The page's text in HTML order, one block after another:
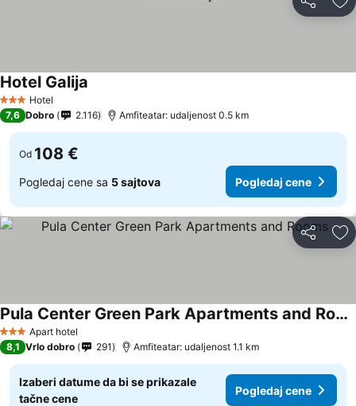
Deli
3 Zvezdice
Hotel
Hotel Galija
7,6 Dobro 2.116 Amfiteatar: udaljenost 0.5 km
Od 108 €
Pogledaj cene sa 5 sajtova Pogledaj cene
Deli
3 ZvezdiceApart hotel
Pula Center Green Park Apartments and Rooms
8,1 Vrlo dobro 291 Amfiteatar: udaljenost 1.1 km
Izaberi datume da bi se prikazale
tačne cene
Pogledaj cene